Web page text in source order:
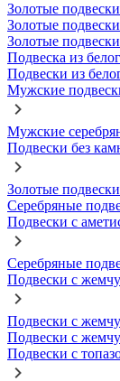
Золотые
Золотые
Золотые
Подвеска из
Подвески из
Мужские
Мужские
Подвески без
Золотые
Серебряные
Подвески с
Серебряные
Подвески с
Подвески с
Подвески с
Подвески с